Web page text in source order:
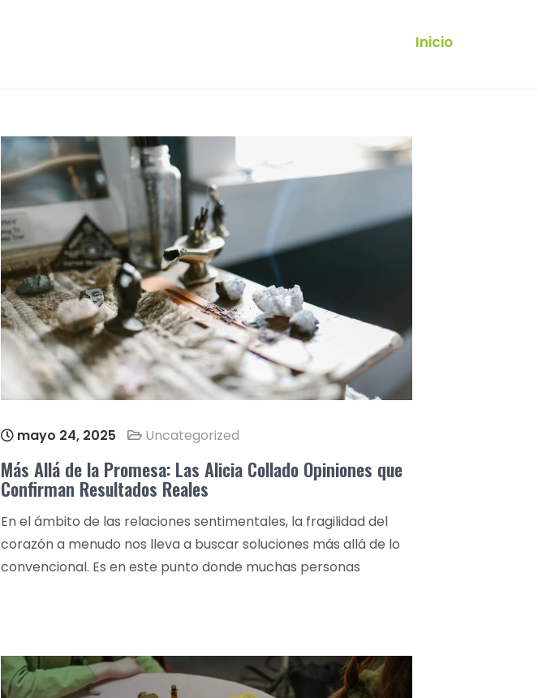
Inicio
mayo 24, 2025 Uncategorized
Más Allá de la Promesa: Las Alicia Collado Opiniones que
Confirman Resultados Reales
En el ámbito de las relaciones sentimentales, la fragilidad del
corazón a menudo nos lleva a buscar soluciones más allá de lo
convencional. Es en este punto donde muchas personas